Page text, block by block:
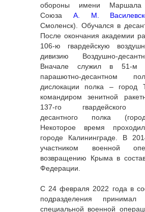
обороны имени Маршала
Союза А. М.
Смоленск). Обучался в
После окончания академии
106-ю гвардейскую
дивизию Воздушно-
Вначале служил в 51-м
парашютно-десантном
дислокации полка – город
командиром зенитной
137-го гвардейского
десантного полка
Некоторое время
городе Калининграде. В
участником военной
возвращению Крыма в
Федерации.
С 24 февраля 2022 года в
подразделения
специальной военной